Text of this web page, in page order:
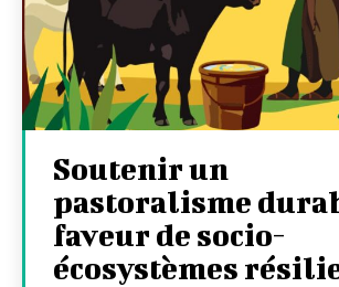
Soutenir un
pastoralisme
faveur de socio-
écosystèmes